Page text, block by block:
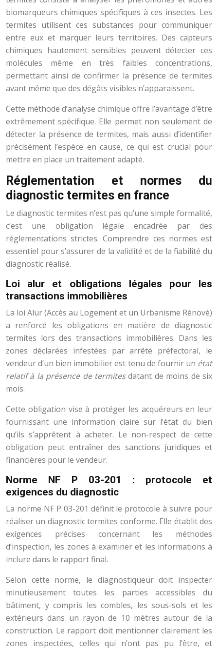
biomarqueurs chimiques spécifiques à ces insectes. Les
termites utilisent ces substances pour communiquer
entre eux et marquer leurs territoires. Des capteurs
chimiques hautement sensibles peuvent détecter ces
molécules même en très faibles concentrations,
permettant ainsi de confirmer la présence de termites
avant même que des dégâts visibles n’apparaissent.
Cette méthode d’analyse chimique offre l’avantage d’être
extrêmement spécifique. Elle permet non seulement de
détecter la présence de termites, mais aussi d’identifier
précisément l’espèce en cause, ce qui est crucial pour
mettre en place un traitement adapté.
Réglementation et normes du
diagnostic termites en france
Le diagnostic termites n’est pas qu’une simple formalité,
c’est une obligation légale encadrée par des
réglementations strictes. Comprendre ces normes est
essentiel pour s’assurer de la validité et de la fiabilité du
diagnostic réalisé.
Loi alur et obligations légales pour les
transactions immobilières
La loi Alur (Accès au Logement et un Urbanisme Rénové)
a renforcé les obligations en matière de diagnostic
termites lors des transactions immobilières. Dans les
zones déclarées infestées par arrêté préfectoral, le
vendeur d’un bien immobilier est tenu de fournir un état
relatif à la présence de termitesdatant de moins de six
mois.
Cette obligation vise à protéger les acquéreurs en leur
fournissant une information claire sur l’état du bien
qu’ils s’apprêtent à acheter. Le non-respect de cette
obligation peut entraîner des sanctions juridiques et
financières pour le vendeur.
Norme NF P 03-201 : protocole et
exigences du diagnostic
La norme NF P 03-201 définit le protocole à suivre pour
réaliser un diagnostic termites conforme. Elle établit des
exigences précises concernant les méthodes
d’inspection, les zones à examiner et les informations à
inclure dans le rapport final.
Selon cette norme, le diagnostiqueur doit inspecter
minutieusement toutes les parties accessibles du
bâtiment, y compris les combles, les sous-sols et les
extérieurs dans un rayon de 10 mètres autour de la
construction. Le rapport doit mentionner clairement les
zones inspectées, celles qui n’ont pas pu l’être, et